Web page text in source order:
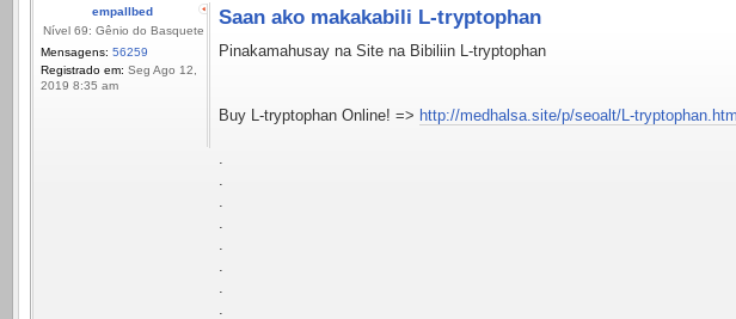
empallbed
Nível 69: Gênio do Basquete
Mensagens: 56259
Registrado em: Seg Ago 12,
2019 8:35 am
Saan ako makakabili L-tryptophan
Pinakamahusay na Site na Bibiliin L-tryptophan
Buy L-tryptophan Online! => http://medhalsa.site/p/seoalt/L-tryptophan.html
.
.
.
.
.
.
.
.